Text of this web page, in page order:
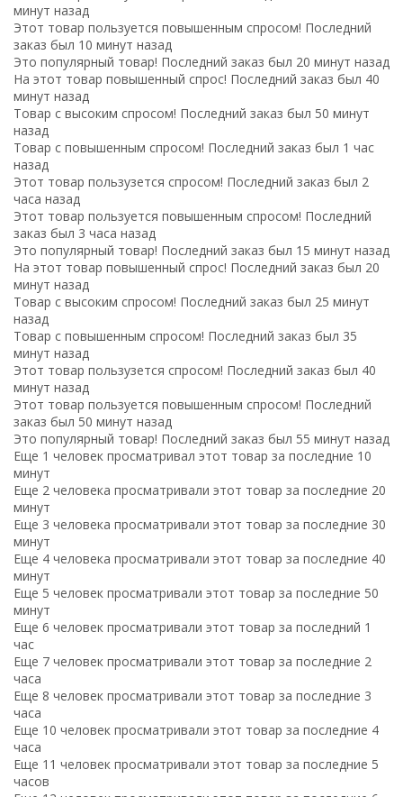
минут назад
Этот товар пользуется повышенным спросом! Последний
заказ был 10 минут назад
Это популярный товар! Последний заказ был 20 минут назад
На этот товар повышенный спрос! Последний заказ был 40
минут назад
Товар с высоким спросом! Последний заказ был 50 минут
назад
Товар с повышенным спросом! Последний заказ был 1 час
назад
Этот товар пользузется спросом! Последний заказ был 2
часа назад
Этот товар пользуется повышенным спросом! Последний
заказ был 3 часа назад
Это популярный товар! Последний заказ был 15 минут назад
На этот товар повышенный спрос! Последний заказ был 20
минут назад
Товар с высоким спросом! Последний заказ был 25 минут
назад
Товар с повышенным спросом! Последний заказ был 35
минут назад
Этот товар пользузется спросом! Последний заказ был 40
минут назад
Этот товар пользуется повышенным спросом! Последний
заказ был 50 минут назад
Это популярный товар! Последний заказ был 55 минут назад
Еще 1 человек просматривал этот товар за последние 10
минут
Еще 2 человека просматривали этот товар за последние 20
минут
Еще 3 человека просматривали этот товар за последние 30
минут
Еще 4 человека просматривали этот товар за последние 40
минут
Еще 5 человек просматривали этот товар за последние 50
минут
Еще 6 человек просматривали этот товар за последний 1
час
Еще 7 человек просматривали этот товар за последние 2
часа
Еще 8 человек просматривали этот товар за последние 3
часа
Еще 10 человек просматривали этот товар за последние 4
часа
Еще 11 человек просматривали этот товар за последние 5
часов